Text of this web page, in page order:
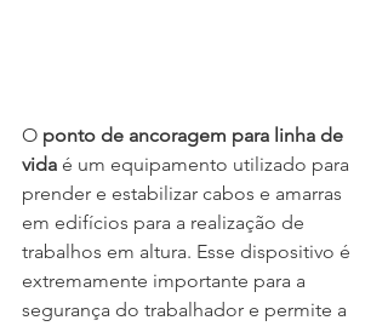
O ponto de ancoragem para linha de
vida é um equipamento utilizado para
prender e estabilizar cabos e amarras
em edifícios para a realização de
trabalhos em altura. Esse dispositivo é
extremamente importante para a
segurança do trabalhador e permite a